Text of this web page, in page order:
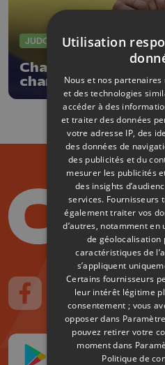
JUDO
Charline Van Snick
change de
Suivez-nous sur FaceBook
Suivez-nous sur
Utilisation
Nous et nos
et des technologies
accéder à des
et traiter des données
votre adresse IP, des
des données de
des publicités et du
mesurer les publicités
des insights
services. Fournisseurs
également traiter vos
d’autres, notamment en
de géolocalisation
caractéristiques de
s’appliquent
Certains fournisseurs
leur intérêt légitime
consentement ; vous
opposer dans
pouvez retirer votre
moment dans
Politique de